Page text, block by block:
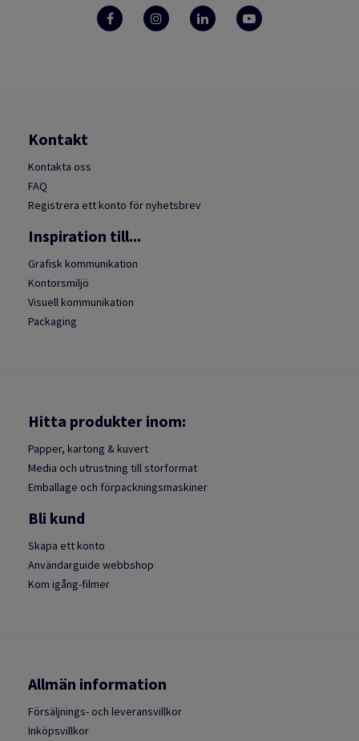
Kontakt
Kontakta oss
FAQ
Registrera ett konto för nyhetsbrev
Inspiration till...
Grafisk kommunikation
Kontorsmiljö
Visuell kommunikation
Packaging
Hitta produkter inom:
Papper, kartong & kuvert
Media och utrustning till storformat
Emballage och förpackningsmaskiner
Bli kund
Skapa ett konto
Användarguide webbshop
Kom igång-filmer
Allmän information
Försäljnings- och leveransvillkor
Inköpsvillkor